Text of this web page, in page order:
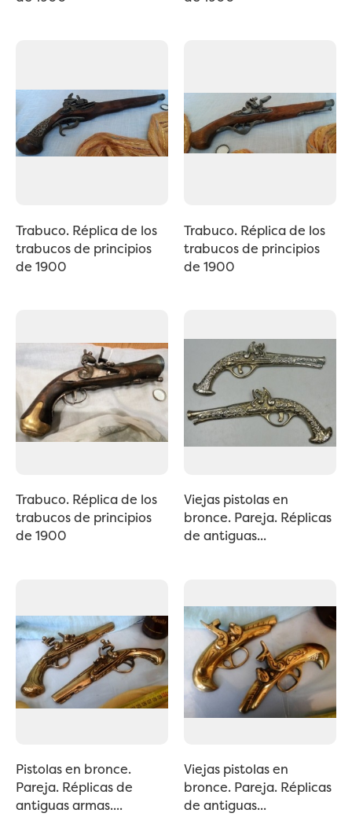
Trabuco. Réplica de los
trabucos de principios
de 1900
Trabuco. Réplica de los
trabucos de principios
de 1900
Trabuco. Réplica de los
trabucos de principios
de 1900
Viejas pistolas en
bronce. Pareja. Réplicas
de antiguas...
Pistolas en bronce.
Pareja. Réplicas de
antiguas armas....
Viejas pistolas en
bronce. Pareja. Réplicas
de antiguas...